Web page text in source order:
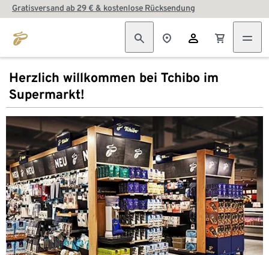
Gratisversand ab 29 € & kostenlose Rücksendung
Herzlich willkommen bei Tchibo im
Supermarkt!